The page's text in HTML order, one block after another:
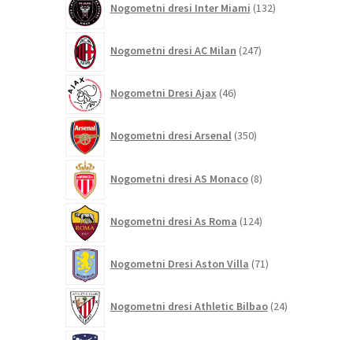
Nogometni dresi Inter Miami 132izdelkov
Nogometni dresi AC Milan 247izdelkov
Nogometni Dresi Ajax 46izdelkov
Nogometni dresi Arsenal 350izdelkov
Nogometni dresi AS Monaco 8izdelkov
Nogometni dresi As Roma 124izdelkov
Nogometni Dresi Aston Villa 71izdelkov
Nogometni dresi Athletic Bilbao 24izdelkov